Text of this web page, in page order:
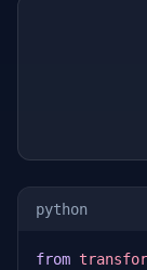
python
from